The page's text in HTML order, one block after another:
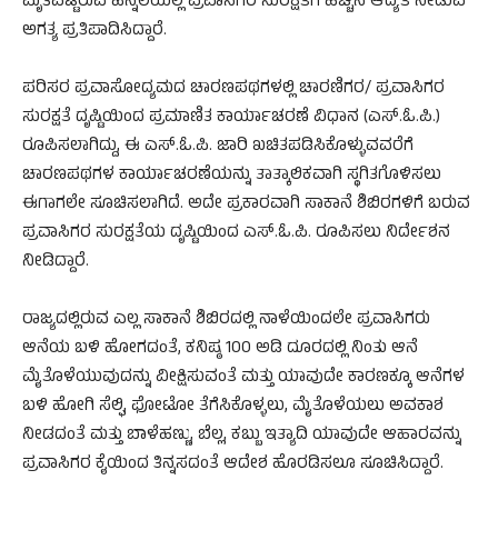
ಅಗತ್ಯ ಪ್ರತಿಪಾದಿಸಿದ್ದಾರೆ.
ಪರಿಸರ ಪ್ರವಾಸೋದ್ಯಮದ ಚಾರಣಪಥಗಳಲ್ಲಿ ಚಾರಣಿಗರ/ ಪ್ರವಾಸಿಗರ
ಸುರಕ್ಷತೆ ದೃಷ್ಟಿಯಿಂದ ಪ್ರಮಾಣಿತ ಕಾರ್ಯಾಚರಣೆ ವಿಧಾನ (ಎಸ್.ಓ.ಪಿ.)
ರೂಪಿಸಲಾಗಿದ್ದು, ಈ ಎಸ್.ಓ.ಪಿ. ಜಾರಿ ಖಚಿತಪಡಿಸಿಕೊಳ್ಳುವವರೆಗೆ
ಚಾರಣಪಥಗಳ ಕಾರ್ಯಾಚರಣೆಯನ್ನು ತಾತ್ಕಾಲಿಕವಾಗಿ ಸ್ಥಗಿತಗೊಳಿಸಲು
ಈಗಾಗಲೇ ಸೂಚಿಸಲಾಗಿದೆ. ಅದೇ ಪ್ರಕಾರವಾಗಿ ಸಾಕಾನೆ ಶಿಬಿರಗಳಿಗೆ ಬರುವ
ಪ್ರವಾಸಿಗರ ಸುರಕ್ಷತೆಯ ದೃಷ್ಟಿಯಿಂದ ಎಸ್.ಓ.ಪಿ. ರೂಪಿಸಲು ನಿರ್ದೇಶನ
ನೀಡಿದ್ದಾರೆ.
ರಾಜ್ಯದಲ್ಲಿರುವ ಎಲ್ಲ ಸಾಕಾನೆ ಶಿಬಿರದಲ್ಲಿ ನಾಳೆಯಿಂದಲೇ ಪ್ರವಾಸಿಗರು
ಆನೆಯ ಬಳಿ ಹೋಗದಂತೆ, ಕನಿಷ್ಠ 100 ಅಡಿ ದೂರದಲ್ಲಿ ನಿಂತು ಆನೆ
ಮೈತೊಳೆಯುವುದನ್ನು ವೀಕ್ಷಿಸುವಂತೆ ಮತ್ತು ಯಾವುದೇ ಕಾರಣಕ್ಕೂ ಆನೆಗಳ
ಬಳಿ ಹೋಗಿ ಸೆಲ್ಫಿ, ಫೋಟೋ ತೆಗೆಸಿಕೊಳ್ಳಲು, ಮೈತೊಳೆಯಲು ಅವಕಾಶ
ನೀಡದಂತೆ ಮತ್ತು ಬಾಳೆಹಣ್ಣು, ಬೆಲ್ಲ, ಕಬ್ಬು ಇತ್ಯಾದಿ ಯಾವುದೇ ಆಹಾರವನ್ನು
ಪ್ರವಾಸಿಗರ ಕೈಯಿಂದ ತಿನ್ನಸದಂತೆ ಆದೇಶ ಹೊರಡಿಸಲೂ ಸೂಚಿಸಿದ್ದಾರೆ.